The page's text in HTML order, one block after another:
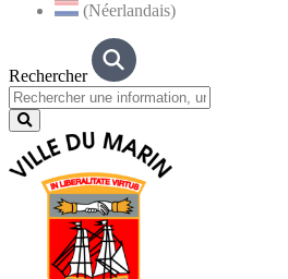
(Néerlandais)
Rechercher
Lancer
la
recherche